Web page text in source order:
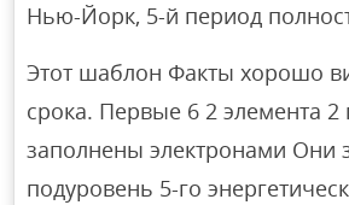
Нью-Йорк, 5-й период
Этот шаблон Факты хорошо
срока. Первые 6 2 элемента 2
заполнены электронами Они
подуровень 5-го